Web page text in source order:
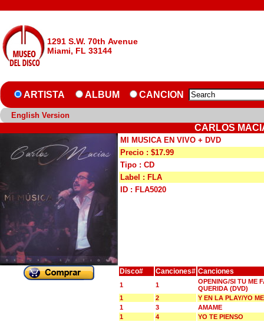
1291 S.W. 70th Avenue
Miami, FL 33144
ARTISTA ALBUM CANCION
English Version
CARLOS
MI MUSICA EN VIVO + DVD
Precio : $17.99
Tipo : CD
Label : FLA
ID : FLA5020
Disco# Canciones# Canciones
1 1
OPENING/SI TU ME
QUERIDA (DVD)
1
2
Y EN LA PLAY/YO
1
3
AMAME
1
4
YO TE PIENSO